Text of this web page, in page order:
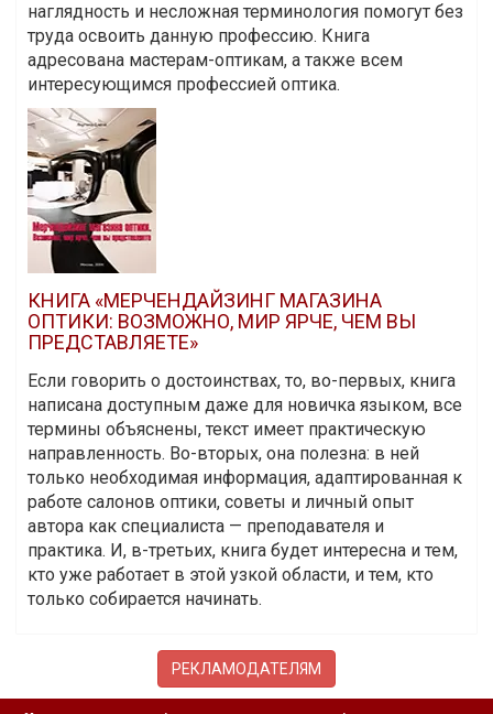
наглядность и несложная терминология помогут без
труда освоить данную профессию. Книга
адресована мастерам-оптикам, а также всем
интересующимся профессией оптика.
КНИГА «МЕРЧЕНДАЙЗИНГ МАГАЗИНА
ОПТИКИ: ВОЗМОЖНО, МИР ЯРЧЕ, ЧЕМ ВЫ
ПРЕДСТАВЛЯЕТЕ»
Если говорить о достоинствах, то, во-первых, книга
написана доступным даже для новичка языком, все
термины объяснены, текст имеет практическую
направленность. Во-вторых, она полезна: в ней
только необходимая информация, адаптированная к
работе салонов оптики, советы и личный опыт
автора как специалиста — преподавателя и
практика. И, в-третьих, книга будет интересна и тем,
кто уже работает в этой узкой области, и тем, кто
только собирается начинать.
РЕКЛАМОДАТЕЛЯМ